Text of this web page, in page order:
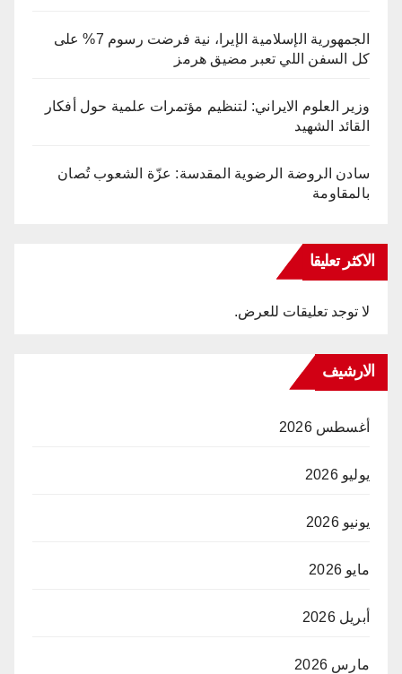
الجمهورية الإسلامية الإيرا، نية فرضت رسوم 7% على
كل السفن اللي تعبر مضيق هرمز
وزير العلوم الايراني: لتنظيم مؤتمرات علمية حول أفكار
القائد الشهيد
سادن الروضة الرضوية المقدسة: عزّة الشعوب تُصان
بالمقاومة
الاكثر تعليقا
لا توجد تعليقات للعرض.
الارشيف
أغسطس 2026
يوليو 2026
يونيو 2026
مايو 2026
أبريل 2026
مارس 2026